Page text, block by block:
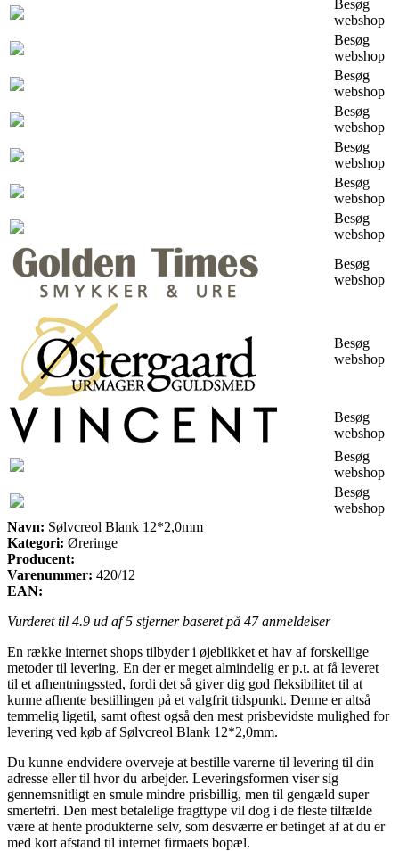
Besøg
webshop
Besøg
webshop
Besøg
webshop
Besøg
webshop
Besøg
webshop
Besøg
webshop
Besøg
webshop
Besøg
webshop
Besøg
webshop
Besøg
webshop
Besøg
webshop
Besøg
webshop
Navn: Sølvcreol Blank 12*2,0mm
Kategori: Øreringe
Producent:
Varenummer: 420/12
EAN:
Vurderet til 4.9 ud af 5 stjerner baseret på 47anmeldelser
En række internet shops tilbyder i øjeblikket et hav af forskellige
metoder til levering. En der er meget almindelig er p.t. at få leveret
til et afhentningssted, fordi det så giver dig god fleksibilitet til at
kunne afhente bestillingen på et valgfrit tidspunkt. Denne er altså
temmelig ligetil, samt oftest også den mest prisbevidste mulighed for
levering ved køb af Sølvcreol Blank 12*2,0mm.
Du kunne endvidere overveje at bestille varerne til levering til din
adresse eller til hvor du arbejder. Leveringsformen viser sig
gennemsnitligt en smule mindre prisbillig, men til gengæld super
smertefri. Den mest betalelige fragttype vil dog i de fleste tilfælde
være at hente produkterne selv, som desværre er betinget af at du er
med kort afstand til internet firmaets bopæl.